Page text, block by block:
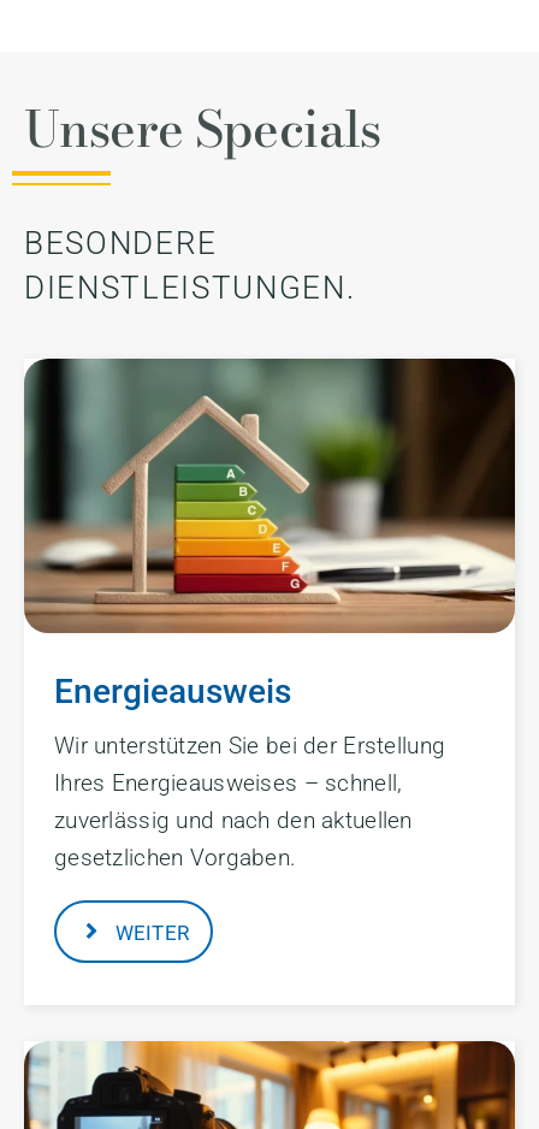
Unsere Specials
BESONDERE
DIENSTLEISTUNGEN.
Energieausweis
Wir unterstützen Sie bei der Erstellung
Ihres Energieausweises – schnell,
zuverlässig und nach den aktuellen
gesetzlichen Vorgaben.
WEITER